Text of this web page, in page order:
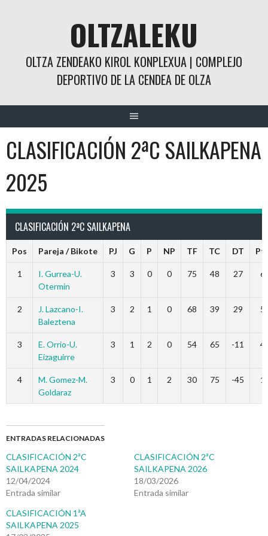
OLTZALEKU
OLTZA ZENDEAKO KIROL KONPLEXUA | COMPLEJO
DEPORTIVO DE LA CENDEA DE OLZA
CLASIFICACIÓN 2ªC SAILKAPENA
2025
CLASIFICACIÓN 2ªC SAILKAPENA
Pos Pareja / Bikote PJ G P NP TF TC DT
1
I. Gurrea-U.
Otermin
3 3 0 0 75 48 27 6
2
J. Lazcano-I.
Baleztena
3 2 1 0 68 39 29 5
3
E. Orrio-U.
Eizaguirre
3 1 2 0 54 65 -11 4
4
M. Gomez-M.
Goldaraz
3 0 1 2 30 75 -45 1
ENTRADAS RELACIONADAS
CLASIFICACIÓN 2ªC
SAILKAPENA 2024
12/04/2024
Entrada similar
CLASIFICACIÓN 2ªC
SAILKAPENA 2026
18/03/2026
Entrada similar
CLASIFICACIÓN 1ªA
SAILKAPENA 2025